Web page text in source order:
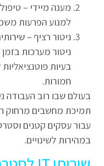
מענה מיידי –
למנוע הפרעות
ניטור רציף –
ניטור מערכות
בעיות
חמורות.
בעולם שבו רוב העבודה
תמיכת מחשבים מרחוק
עבור עסקים קטנים
במהירות לשינויים.